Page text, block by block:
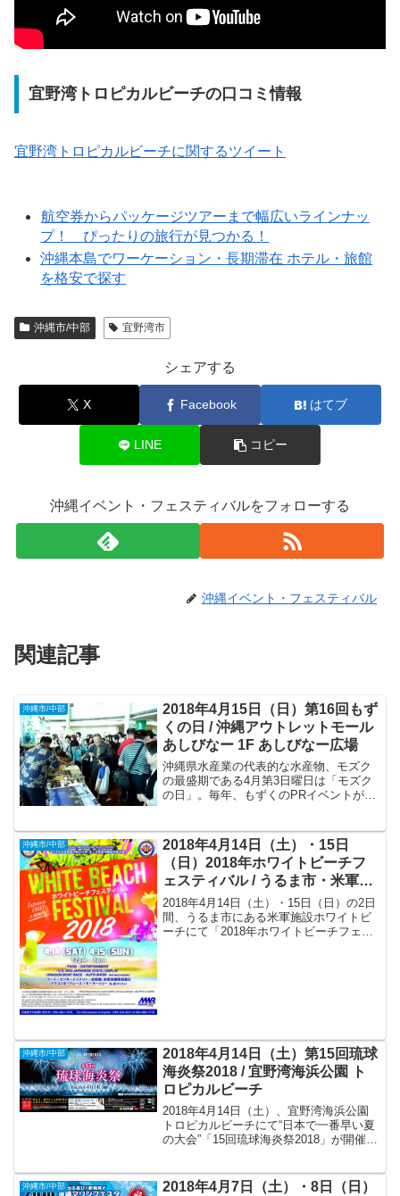
宜野湾トロピカルビーチの口コミ情報
宜野湾トロピカルビーチに関するツイート
航空券からパッケージツアーまで幅広いラインナッ
プ！ ぴったりの旅行が見つかる！
沖縄本島でワーケーション・長期滞在 ホテル・旅館
を格安で探す
沖縄市/中部 宜野湾市
シェアする
X Facebook はてブ
LINE コピー
沖縄イベント・フェスティバルをフォローする
沖縄イベント・フェスティバル
関連記事
沖縄市/中部
2018年4月15日（日）第16回もず
くの日 / 沖縄アウトレットモール
あしびなー 1F あしびなー広場
沖縄県水産業の代表的な水産物、モズク
の最盛期である4月第3日曜日は「モズク
の日」。毎年、もずくのPRイベントが沖
沖縄市/中部
2018年4月14日（土）・15日
（日）2018年ホワイトビーチフ
ェスティバル / うるま市・米軍施
設ホワイトビーチ
2018年4月14日（土）・15日（日）の2日
間、うるま市にある米軍施設ホワイトビ
ーチにて「2018年ホワイトビーチフェス
沖縄市/中部
2018年4月14日（土）第15回琉球
海炎祭2018 / 宜野湾海浜公園 ト
ロピカルビーチ
2018年4月14日（土）、宜野湾海浜公園
トロピカルビーチにて“日本で一番早い夏
の大会”「15回琉球海炎祭2018」が開催さ
沖縄市/中部
2018年4月7日（土）・8日（日）